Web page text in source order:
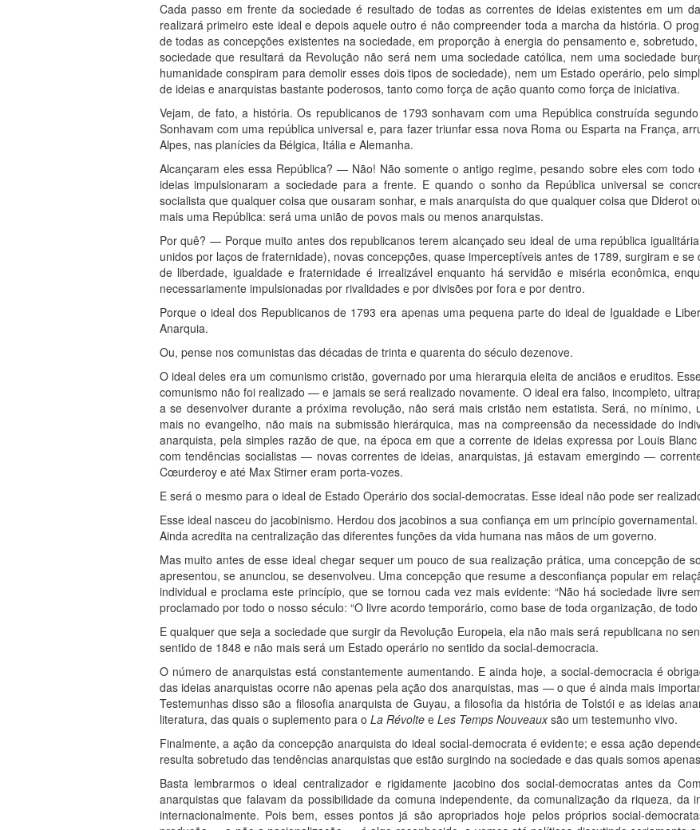
Cada passo em frente da sociedade é resultado de todas as correntes de ideias existentes em um
realizará primeiro este ideal e depois aquele outro é não compreender toda a marcha da história. O
de todas as concepções existentes na sociedade, em proporção à energia do pensamento e,
sociedade que resultará da Revolução não será nem uma sociedade católica, nem uma sociedade
humanidade conspiram para demolir esses dois tipos de sociedade), nem um Estado operário, pelo
de ideias e anarquistas bastante poderosos, tanto como força de ação quanto como força de iniciativa.
Vejam, de fato, a história. Os republicanos de 1793 sonhavam com uma República construída
Sonhavam com uma república universal e, para fazer triunfar essa nova Roma ou Esparta na França,
Alpes, nas planícies da Bélgica, Itália e Alemanha.
Alcançaram eles essa República? — Não! Não somente o antigo regime, pesando sobre eles com
ideias impulsionaram a sociedade para a frente. E quando o sonho da República universal se
socialista que qualquer coisa que ousaram sonhar, e mais anarquista do que qualquer coisa que Diderot
mais uma República: será uma união de povos mais ou menos anarquistas.
Por quê? — Porque muito antes dos republicanos terem alcançado seu ideal de uma república
unidos por laços de fraternidade), novas concepções, quase imperceptíveis antes de 1789, surgiram e
de liberdade, igualdade e fraternidade é irrealizável enquanto há servidão e miséria econômica,
necessariamente impulsionadas por rivalidades e por divisões por fora e por dentro.
Porque o ideal dos Republicanos de 1793 era apenas uma pequena parte do ideal de Igualdade e
Anarquia.
Ou, pense nos comunistas das décadas de trinta e quarenta do século dezenove.
O ideal deles era um comunismo cristão, governado por uma hierarquia eleita de anciãos e eruditos.
comunismo não foi realizado — e jamais se será realizado novamente. O ideal era falso, incompleto,
a se desenvolver durante a próxima revolução, não será mais cristão nem estatista. Será, no
mais no evangelho, não mais na submissão hierárquica, mas na compreensão da necessidade do
anarquista, pela simples razão de que, na época em que a corrente de ideias expressa por Louis
com tendências socialistas — novas correntes de ideias, anarquistas, já estavam emergindo —
Cœurderoy e até Max Stirner eram porta-vozes.
E será o mesmo para o ideal de Estado Operário dos social-democratas. Esse ideal não pode ser
Esse ideal nasceu do jacobinismo. Herdou dos jacobinos a sua confiança em um princípio
Ainda acredita na centralização das diferentes funções da vida humana nas mãos de um governo.
Mas muito antes de esse ideal chegar sequer um pouco de sua realização prática, uma concepção
apresentou, se anunciou, se desenvolveu. Uma concepção que resume a desconfiança popular em
individual e proclama este princípio, que se tornou cada vez mais evidente: “Não há sociedade livre
proclamado por todo o nosso século: “O livre acordo temporário, como base de toda organização, de todo
E qualquer que seja a sociedade que surgir da Revolução Europeia, ela não mais será republicana no
sentido de 1848 e não mais será um Estado operário no sentido da social-democracia.
O número de anarquistas está constantemente aumentando. E ainda hoje, a social-democracia é
das ideias anarquistas ocorre não apenas pela ação dos anarquistas, mas — o que é ainda mais
Testemunhas disso são a filosofia anarquista de Guyau, a filosofia da história de Tolstói e as ideias
literatura, das quais o suplemento para o La Révoltee Les Temps Nouveauxsão um testemunho vivo.
Finalmente, a ação da concepção anarquista do ideal social-democrata é evidente; e essa ação
resulta sobretudo das tendências anarquistas que estão surgindo na sociedade e das quais somos
Basta lembrarmos o ideal centralizador e rigidamente jacobino dos social-democratas antes da
anarquistas que falavam da possibilidade da comuna independente, da comunalização da riqueza, da
internacionalmente. Pois bem, esses pontos já são apropriados hoje pelos próprios social-